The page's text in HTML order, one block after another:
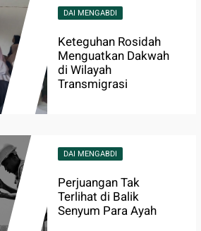
DAI MENGABDI
Keteguhan Rosidah
Menguatkan Dakwah
di Wilayah
Transmigrasi
DAI MENGABDI
Perjuangan Tak
Terlihat di Balik
Senyum Para Ayah